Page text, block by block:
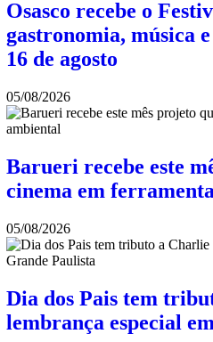
Osasco recebe o
gastronomia, música
16 de agosto
05/08/2026
Barueri recebe este
cinema em
05/08/2026
Dia dos Pais tem
lembrança especial